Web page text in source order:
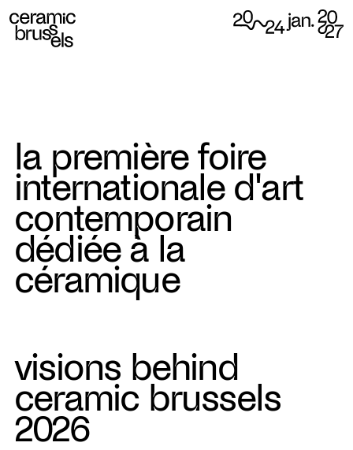
la première foire
internationale d'art
contemporain
dédiée à la
céramique
visions behind
ceramic brussels
2026